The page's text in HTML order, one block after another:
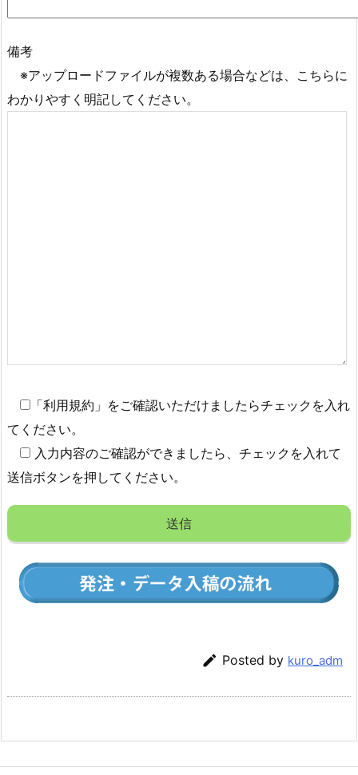
備考
※アップロードファイルが複数ある場合などは、こちらに
わかりやすく明記してください。
「利用規約」をご確認いただけましたらチェックを入れ
てください。
入力内容のご確認ができましたら、チェックを入れて
送信ボタンを押してください。
 Posted by kuro_adm